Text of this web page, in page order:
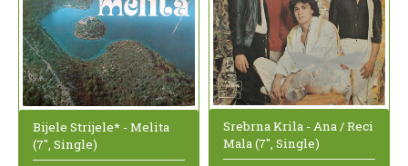
Bijele Strijele* - Melita
(7", Single)
Srebrna Krila - Ana / Reci
Mala (7", Single)